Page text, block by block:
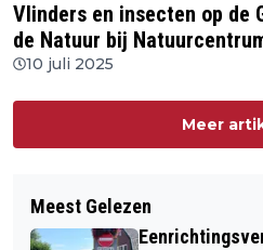
Vlinders en insecten op de
de Natuur bij
10 juli 2025
Meer
Meest Gelezen